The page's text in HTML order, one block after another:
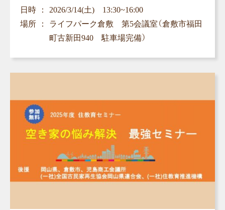
日時
2026/3/14(土) 13:30~16:00
場所
ライフパーク倉敷 第5会議室（倉敷市福田
町古新田940 駐車場完備）